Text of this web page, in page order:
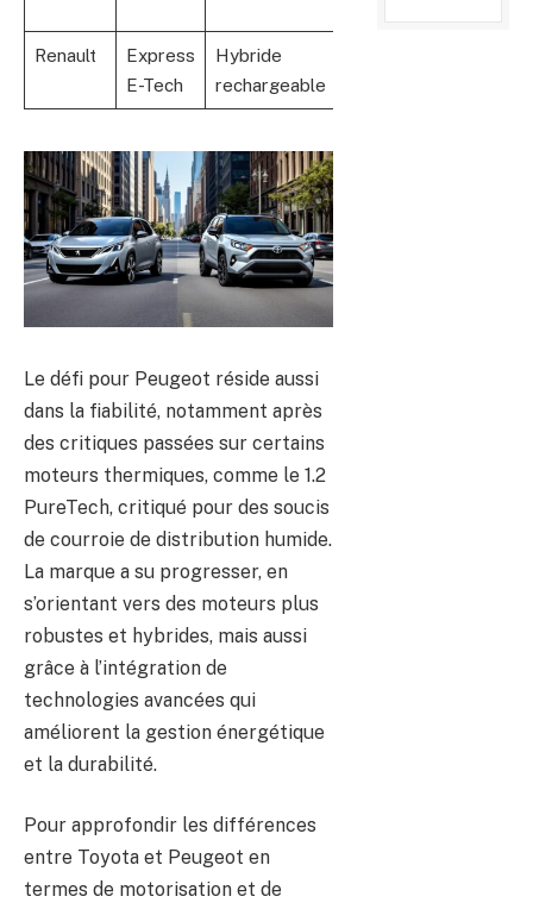
Renault
Express
E-Tech
Hybride
rechargeable
Le défi pour Peugeot réside aussi
dans la fiabilité, notamment après
des critiques passées sur certains
moteurs thermiques, comme le 1.2
PureTech, critiqué pour des soucis
de courroie de distribution humide.
La marque a su progresser, en
s’orientant vers des moteurs plus
robustes et hybrides, mais aussi
grâce à l’intégration de
technologies avancées qui
améliorent la gestion énergétique
et la durabilité.
Pour approfondir les différences
entre Toyota et Peugeot en
termes de motorisation et de